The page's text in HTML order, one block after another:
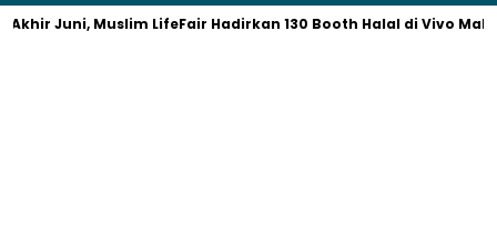
Juni, Muslim LifeFair Hadirkan 130 Booth Halal di Vivo Mall